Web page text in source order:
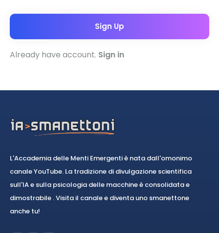
Sign Up
Already have account. Sign in
L'Accademia delle Menti Emergenti è nata dall'omonimo
canale YouTube. La tradizione di divulgazione scientifica
sull'IA e sulla psicologia delle macchine è consolidata e
dimostrabile . Visita il canale e diventa uno smanettone
anche tu!